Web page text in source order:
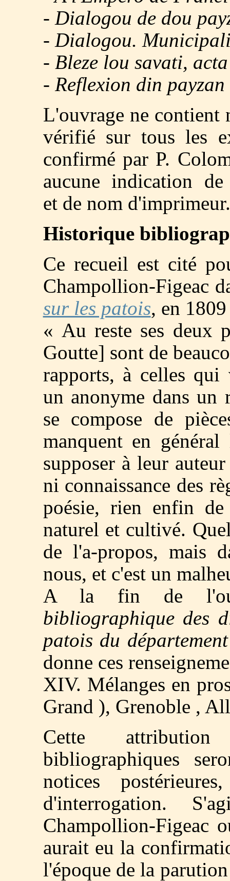
- Dialogou de dou
- Dialogou.
- Bleze lou savati,
- Reflexion din
L'ouvrage ne
vérifié sur tous les
confirmé par P.
aucune indication
et de nom d'imprimeur.
Historique
Ce recueil est cité
Champollion-Figeac
sur les patois, en
« Au reste ses deux
Goutte] sont de
rapports, à celles qui
un anonyme dans un
se compose de
manquent en
supposer à leur
ni connaissance des
poésie, rien enfin
naturel et cultivé.
de l'a-propos, mais
nous, et c'est un
A la fin de
bibliographique des
patois du
donne ces
XIV. Mélanges en
Grand ), Grenoble ,
Cette
bibliographiques
notices
d'interrogation.
Champollion-Figeac
aurait eu la
l'époque de la